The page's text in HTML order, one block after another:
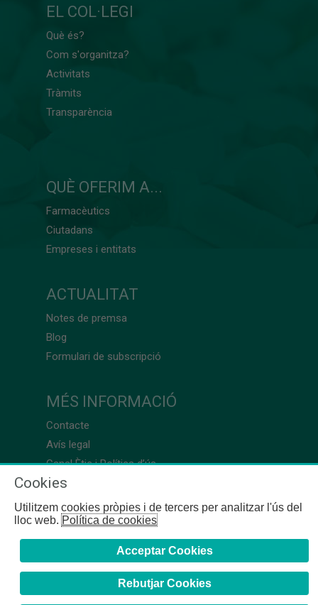
EL COL·LEGI
Què és?
Com s'organitza?
Activitats
Tràmits
Transparència
QUÈ OFERIM A...
Farmacèutics
Ciutadans
Empreses i entitats
ACTUALITAT
Notes de premsa
Blog
Formulari de subscripció
MÉS INFORMACIÓ
Contacte
Avís legal
Canal Ètic i Política d’ús
Cookies
Utilitzem cookies pròpies i de tercers per analitzar l'ús del
lloc web.Política de cookies
Acceptar Cookies
Rebutjar Cookies